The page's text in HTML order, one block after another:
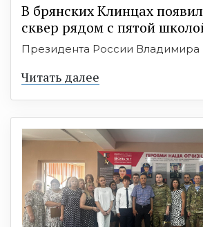
В брянских Клинцах
сквер рядом с пятой
Президента России Владимира
Читать далее